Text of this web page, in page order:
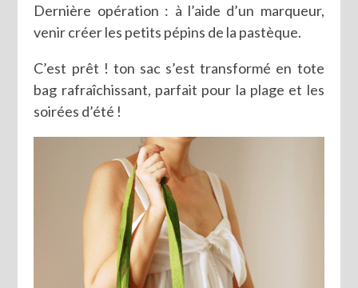
Dernière opération : à l’aide d’un marqueur,
venir créer les petits pépins de la pastèque.
C’est prêt ! ton sac s’est transformé en tote
bag rafraîchissant, parfait pour la plage et les
soirées d’été !